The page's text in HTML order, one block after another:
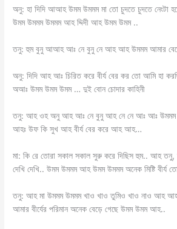
অনু: হা দিদি আআহ উমম উমমম মা তো চুদতে চুদতে নেংটা
উমম উমমম উমমম আহ দ্দিদী আহ উমম উমম ..
তনু: হুম বুনু আআহ আঃ নে বুনু নে আহ আহ উমমম আমার
অনু: দিদি আহ আঃ চিরিত করে বীর্য বের কর তো আমি হা
অআঃ উমম উমম উমম … দুই বোন চোদার কাহিনী
তনু: আহ ওহ অনু আহ আঃ নে বুনু আহ নে নে আঃ আঃ
আহঃ উফ কি সুখ আহ বীর্য বের করে আহ আহ…
মা: কি রে তোরা সকাল সকাল সুরু করে দিছিস হুম.. আহ তনু,
দেখি দেখি.. উমম উমমম আহ উমম উমমম অনেক মিষ্টি
তনু: আহ মা উমমম উমমম খাও খাও তুমিও খাও নাও আহ আহ
আমার বীর্যের পরিমান অনেক বেড়ে গেছে উমম উমম আহ..